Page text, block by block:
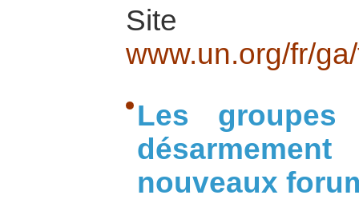
Site
www.un.org/fr/
Les
nouveaux